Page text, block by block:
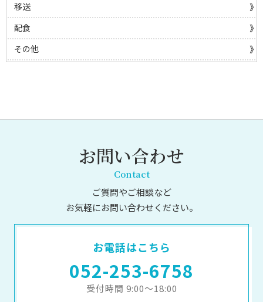
移送
配食
その他
お問い合わせ
Contact
ご質問やご相談など
お気軽にお問い合わせください。
お電話はこちら
052-253-6758
受付時間 9:00～18:00